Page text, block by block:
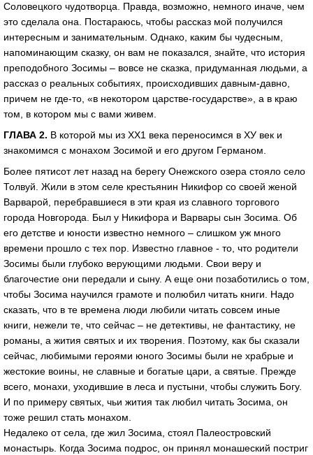
Соловецкого чудотворца. Правда, возможно, немного иначе, чем
это сделала она. Постараюсь, чтобы рассказ мой получился
интересным и занимательным. Однако, каким бы чудесным,
напоминающим сказку, он вам не показался, знайте, что история
преподобного Зосимы – вовсе не сказка, придуманная людьми, а
рассказ о реальных событиях, происходивших давным-давно,
причем не где-то, «в некотором царстве-государстве», а в краю
том, в котором мы с вами живем.
ГЛАВА 2. В которой мы из ХХ1 века переносимся в ХУ век и
знакомимся с монахом Зосимой и его другом Германом.
Более пятисот лет назад на берегу Онежского озера стояло село
Толвуй. Жили в этом селе крестьянин Никифор со своей женой
Варварой, перебравшиеся в эти края из славного торгового
города Новгорода. Был у Никифора и Варвары сын Зосима. Об
его детстве и юности известно немного – слишком уж много
времени прошло с тех пор. Известно главное - то, что родители
Зосимы были глубоко верующими людьми. Свои веру и
благочестие они передали и сыну. А еще они позаботились о том,
чтобы Зосима научился грамоте и полюбил читать книги. Надо
сказать, что в те времена люди любили читать совсем иные
книги, нежели те, что сейчас – не детективы, не фантастику, не
романы, а жития святых и их творения. Поэтому, как бы сказали
сейчас, любимыми героями юного Зосимы были не храбрые и
жестокие воины, не славные и богатые цари, а святые. Прежде
всего, монахи, уходившие в леса и пустыни, чтобы служить Богу.
И по примеру святых, чьи жития так любил читать Зосима, он
тоже решил стать монахом.
Недалеко от села, где жил Зосима, стоял Палеостровский
монастырь. Когда Зосима подрос, он принял монашеский постриг